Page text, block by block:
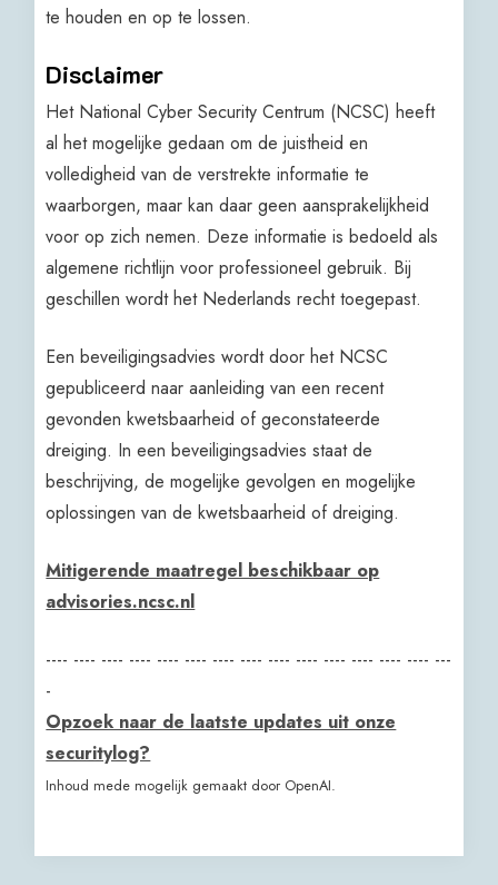
te houden en op te lossen.
Disclaimer
Het National Cyber Security Centrum (NCSC) heeft
al het mogelijke gedaan om de juistheid en
volledigheid van de verstrekte informatie te
waarborgen, maar kan daar geen aansprakelijkheid
voor op zich nemen. Deze informatie is bedoeld als
algemene richtlijn voor professioneel gebruik. Bij
geschillen wordt het Nederlands recht toegepast.
Een beveiligingsadvies wordt door het NCSC
gepubliceerd naar aanleiding van een recent
gevonden kwetsbaarheid of geconstateerde
dreiging. In een beveiligingsadvies staat de
beschrijving, de mogelijke gevolgen en mogelijke
oplossingen van de kwetsbaarheid of dreiging.
Mitigerende maatregel beschikbaar op
advisories.ncsc.nl
---- ---- ---- ---- ---- ---- ---- ---- ---- ---- ---- ---- ---- ---- ---
-
Opzoek naar de laatste updates uit onze
securitylog?
Inhoud mede mogelijk gemaakt door OpenAI.